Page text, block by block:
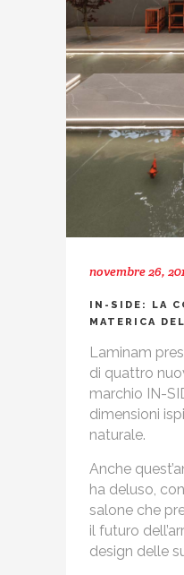
novembre 26,
IN-SIDE: LA
MATERICA
Laminam
di quattro
marchio IN-
dimensioni
naturale.
Anche
ha deluso,
salone che
il futuro
design delle